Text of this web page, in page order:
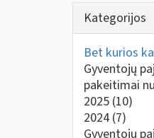
Kategorijos
Bet kurios
Gyventojų
pakeitimai
2025 (10)
2024 (7)
Gyventojų